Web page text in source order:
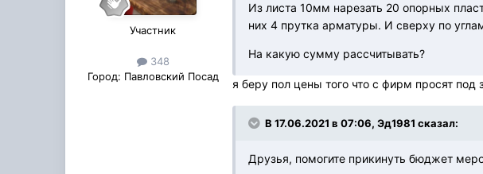
Участник
348
Город: Павловский Посад
Из листа 10мм нарезать 20 опорных
них 4 прутка арматуры. И сверху по
На какую сумму рассчитывать?
я беру пол цены того что с фирм просят
В 17.06.2021 в 07:06, Эд1981 сказал:
Друзья, помогите прикинуть бюджет